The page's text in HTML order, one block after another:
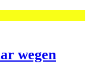
wegen